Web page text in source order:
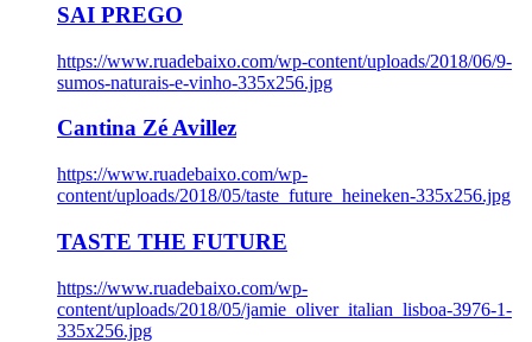
SAI PREGO
https://www.ruadebaixo.com/wp-content/uploads/2018/06/9-
sumos-naturais-e-vinho-335x256.jpg
Cantina Zé Avillez
https://www.ruadebaixo.com/wp-
content/uploads/2018/05/taste_future_heineken-335x256.jpg
TASTE THE FUTURE
https://www.ruadebaixo.com/wp-
content/uploads/2018/05/jamie_oliver_italian_lisboa-3976-1-
335x256.jpg